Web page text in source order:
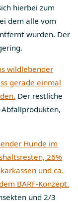
hierbei zum
dem alle vom
wurden. Der
wildlebender
gerade einmal
Der restliche
Hunde im
26%
und ca.
BARF-Konzept.
und 2/3